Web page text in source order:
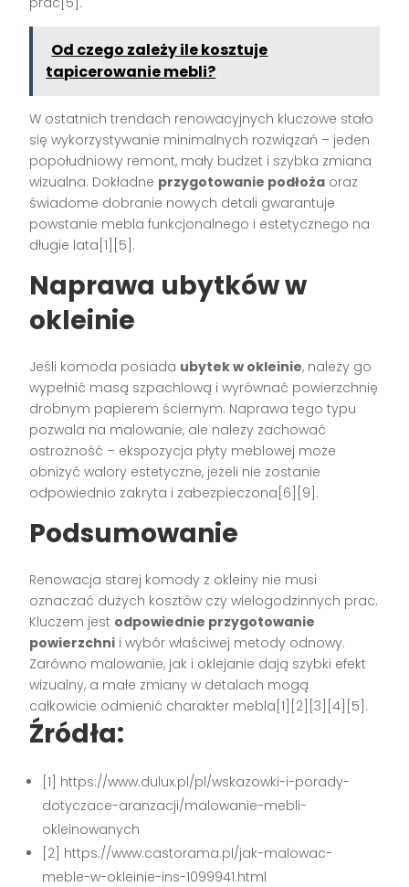
Od czego zależy ile kosztuje
tapicerowanie mebli?
W ostatnich trendach renowacyjnych kluczowe stało
się wykorzystywanie minimalnych rozwiązań – jeden
popołudniowy remont, mały budżet i szybka zmiana
wizualna. Dokładne przygotowanie podłoża oraz
świadome dobranie nowych detali gwarantuje
powstanie mebla funkcjonalnego i estetycznego na
długie lata[1][5].
Naprawa ubytków w
okleinie
Jeśli komoda posiada ubytek w okleinie, należy go
wypełnić masą szpachlową i wyrównać powierzchnię
drobnym papierem ściernym. Naprawa tego typu
pozwala na malowanie, ale należy zachować
ostrożność – ekspozycja płyty meblowej może
obniżyć walory estetyczne, jeżeli nie zostanie
odpowiednio zakryta i zabezpieczona[6][9].
Podsumowanie
Renowacja starej komody z okleiny nie musi
oznaczać dużych kosztów czy wielogodzinnych prac.
Kluczem jest odpowiednie przygotowanie
powierzchni i wybór właściwej metody odnowy.
Zarówno malowanie, jak i oklejanie dają szybki efekt
wizualny, a małe zmiany w detalach mogą
całkowicie odmienić charakter mebla[1][2][3][4][5].
Źródła:
[1] https://www.dulux.pl/pl/wskazowki-i-porady-
dotyczace-aranzacji/malowanie-mebli-
okleinowanych
[2] https://www.castorama.pl/jak-malowac-
meble-w-okleinie-ins-1099941.html